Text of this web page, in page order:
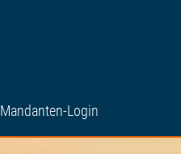
Mandanten-Login